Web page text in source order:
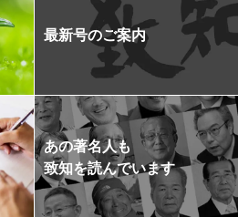
最新号のご案内
あの著名人も
致知を読んでいます